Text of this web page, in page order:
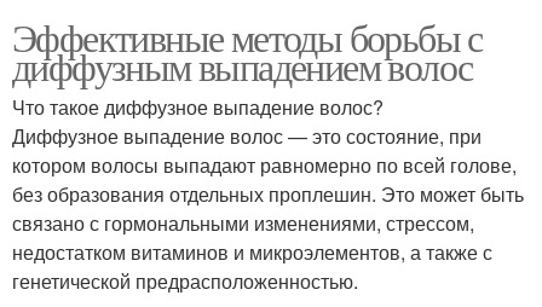
Эффективные методы борьбы с
диффузным выпадением волос
Что такое диффузное выпадение волос?
Диффузное выпадение волос — это состояние, при
котором волосы выпадают равномерно по всей голове,
без образования отдельных проплешин. Это может быть
связано с гормональными изменениями, стрессом,
недостатком витаминов и микроэлементов, а также с
генетической предрасположенностью.